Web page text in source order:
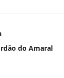
do Amaral